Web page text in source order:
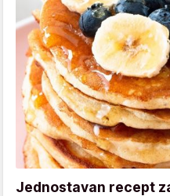
Jednostavan recept